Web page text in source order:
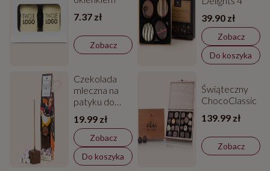
7.37 zł
Zobacz
39.90 zł
Zobacz
Do koszyka
Czekolada
mleczna na
patyku do
rozpuszczania-
Chocostick
19.99 zł
Zobacz
Do koszyka
Świąteczny
ChocoClassic
139.99 zł
Zobacz